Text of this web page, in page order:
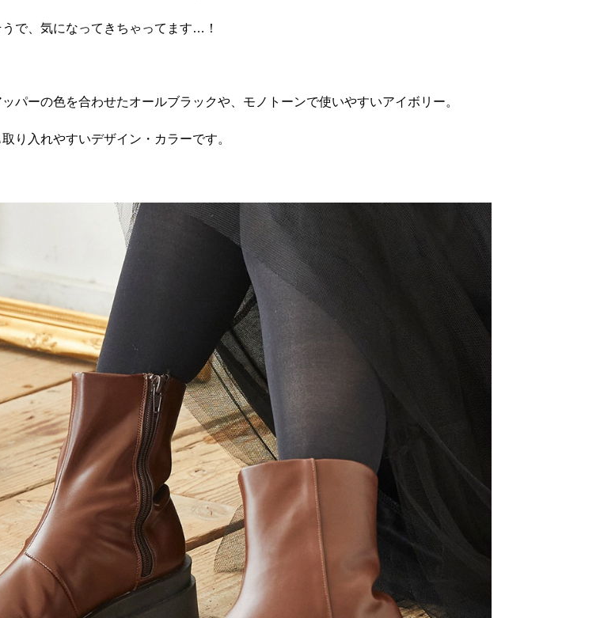
で、気になってきちゃってます…！
パーの色を合わせたオールブラックや、モノトーンで使いやすいアイボリー。
り入れやすいデザイン・カラーです。